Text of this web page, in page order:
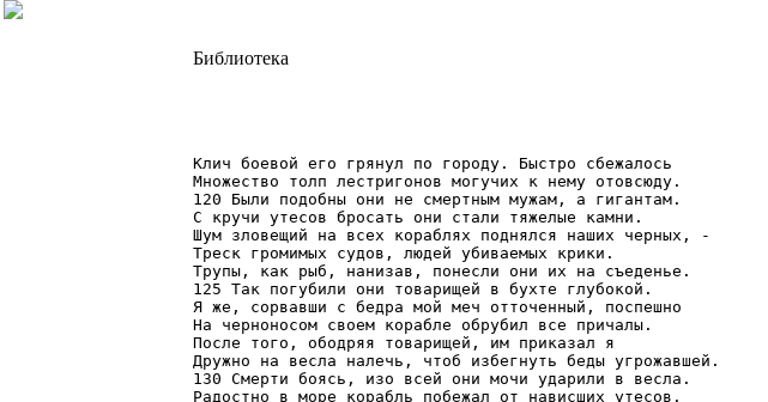
Библиотека
Клич боевой его грянул по городу. Быстро сбежалось
Множество толп лестригонов могучих к нему отовсюду.
120 Были подобны они не смертным мужам, а гигантам.
С кручи утесов бросать они стали тяжелые камни.
Шум зловещий на всех кораблях поднялся наших черных, -
Треск громимых судов, людей убиваемых крики.
Трупы, как рыб, нанизав, понесли они их на съеденье.
125 Так погубили они товарищей в бухте глубокой.
Я же, сорвавши с бедра мой меч отточенный, поспешно
На черноносом своем корабле обрубил все причалы.
После того, ободряя товарищей, им приказал я
Дружно на весла налечь, чтоб избегнуть беды угрожавшей.
130 Смерти боясь, изо всей они мочи ударили в весла.
Радостно в море корабль побежал от нависших утесов.